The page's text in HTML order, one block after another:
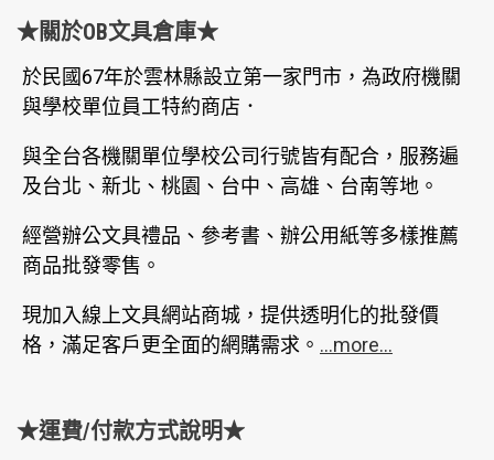
★關於OB文具倉庫★
於民國67年於雲林縣設立第一家門市，為政府機關
與學校單位員工特約商店．
與全台各機關單位學校公司行號皆有配合，服務遍
及台北、新北、桃園、台中、高雄、台南等地。
經營辦公文具禮品、參考書、辦公用紙等多樣推薦
商品批發零售。
現加入線上文具網站商城，提供透明化的批發價
格，滿足客戶更全面的網購需求。 ...more...
★運費/付款方式說明★